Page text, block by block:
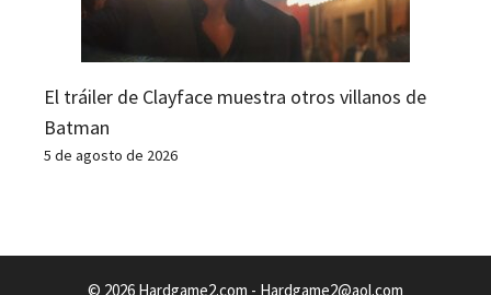
El tráiler de Clayface muestra otros villanos de
Batman
5 de agosto de 2026
© 2026 Hardgame2.com - Hardgame2@aol.com